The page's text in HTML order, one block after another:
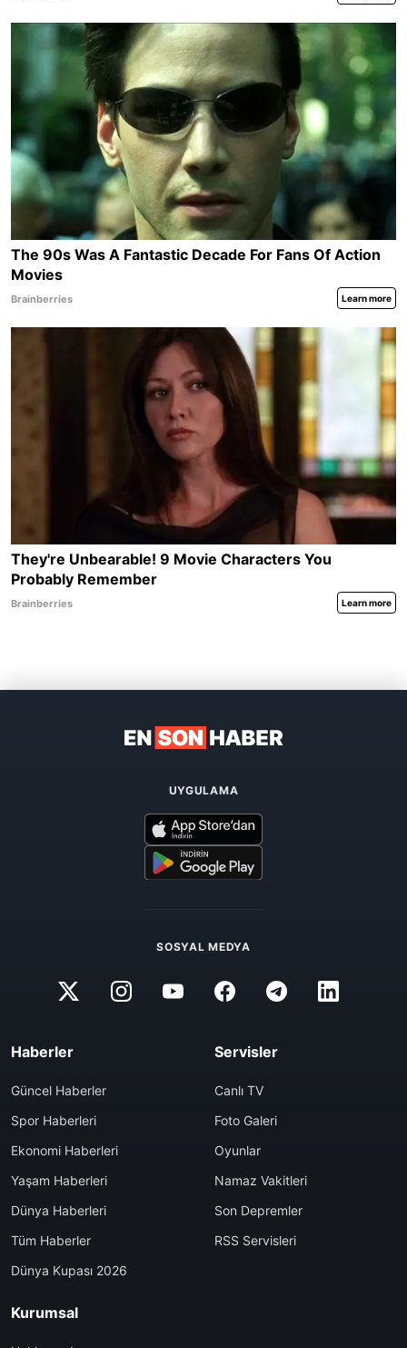
UYGULAMA
SOSYAL MEDYA
Haberler
Güncel Haberler
Spor Haberleri
Ekonomi Haberleri
Yaşam Haberleri
Dünya Haberleri
Tüm Haberler
Dünya Kupası 2026
Servisler
Canlı TV
Foto Galeri
Oyunlar
Namaz Vakitleri
Son Depremler
RSS Servisleri
Kurumsal